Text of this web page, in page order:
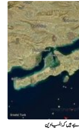
کہ المیادین